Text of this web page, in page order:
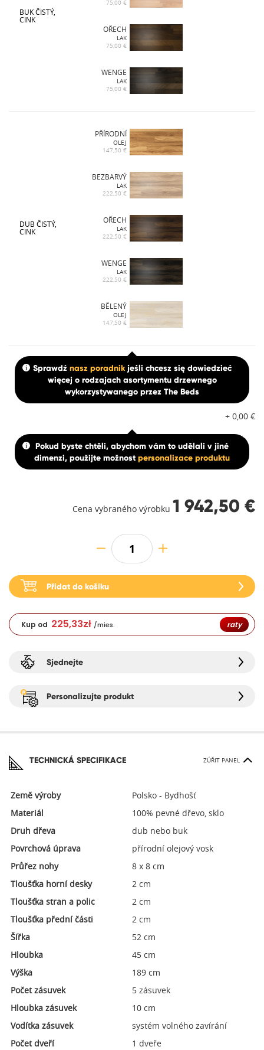
BUK ČISTÝ,
CINK
75,00 €
OŘECH
LAK
75,00 €
WENGE
LAK
75,00 €
DUB ČISTÝ,
CINK
PŘÍRODNÍ
OLEJ
147,50 €
BEZBARVÝ
LAK
222,50 €
OŘECH
LAK
222,50 €
WENGE
LAK
222,50 €
BĚLENÝ
OLEJ
147,50 €
Sprawdź nasz poradnikjeśli chcesz się dowiedzieć
więcej o rodzajach asortymentu drzewnego
wykorzystywanego przez The Beds
+ 0,00 €
Pokud byste chtěli, abychom vám to udělali v jiné
dimenzi, použijte možnost personalizace produktu
Cena vybraného výrobku 1 942,50 €
Přidat do košíku
Kup od 225,33zł /mies. raty
Sjednejte
Personalizujte produkt
TECHNICKÁ SPECIFIKACE ZÚŘIT PANEL
Země výroby
Polsko - Bydhošť
Materiál
100% pevné dřevo, sklo
Druh dřeva
dub nebo buk
Povrchová úprava
přírodní olejový vosk
Průřez nohy
8 x 8 cm
Tloušťka horní desky
2 cm
Tloušťka stran a polic
2 cm
Tloušťka přední části
2 cm
Šířka
52 cm
Hloubka
45 cm
Výška
189 cm
Počet zásuvek
5 zásuvek
Hloubka zásuvek
10 cm
Vodítka zásuvek
systém volného zavírání
Počet dveří
1 dveře